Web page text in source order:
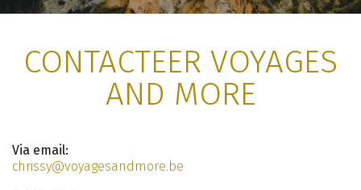
CONTACTEER VOYAGES
AND MORE
Via email:
chrissy@voyagesandmore.be